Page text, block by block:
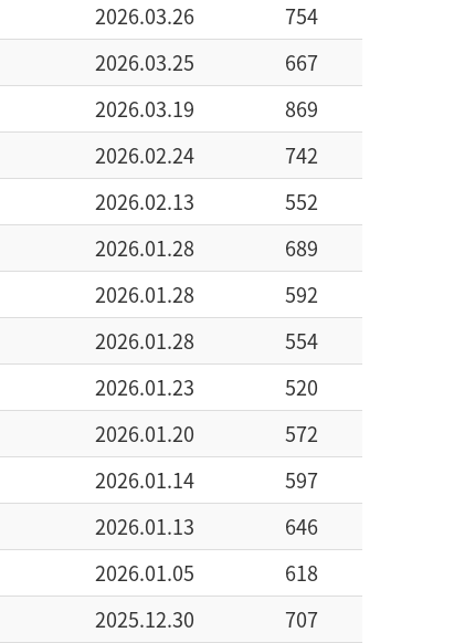
2026.03.26
754
2026.03.25
667
2026.03.19
869
2026.02.24
742
2026.02.13
552
2026.01.28
689
2026.01.28
592
2026.01.28
554
2026.01.23
520
2026.01.20
572
2026.01.14
597
2026.01.13
646
2026.01.05
618
2025.12.30 707